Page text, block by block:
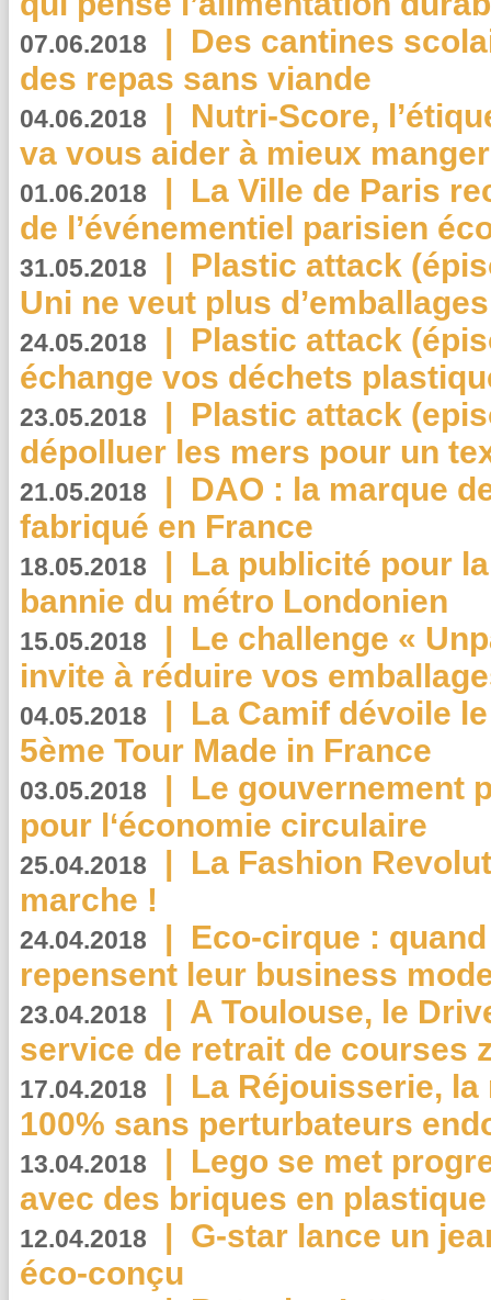
07.06.2018 | Des cantines
des repas sans viande
04.06.2018 | Nutri-Score,
va vous aider à mieux
01.06.2018 | La Ville de Paris
de l’événementiel parisien
31.05.2018 | Plastic attack
Uni ne veut plus
24.05.2018 | Plastic attack
échange vos déchets
23.05.2018 | Plastic attack
dépolluer les mers pour un
21.05.2018 | DAO : la marque
fabriqué en France
18.05.2018 | La publicité pour
bannie du métro Londonien
15.05.2018 | Le challenge «
invite à réduire vos
04.05.2018 | La Camif dévoile
5ème Tour Made in France
03.05.2018 | Le gouvernement
pour l‘économie circulaire
25.04.2018 | La Fashion
marche !
24.04.2018 | Eco-cirque :
repensent leur business
23.04.2018 | A Toulouse, le
service de retrait de courses
17.04.2018 | La Réjouisserie,
100% sans perturbateurs
13.04.2018 | Lego se met
avec des briques en
12.04.2018 | G-star lance un
éco-conçu